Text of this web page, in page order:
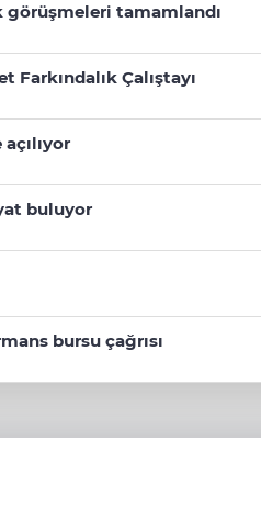
tamamlandı
Farkındalık Çalıştayı
buluyor
bursu çağrısı